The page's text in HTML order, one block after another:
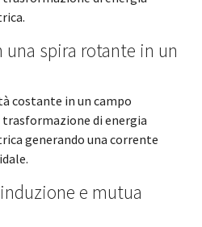
spira rotante in un
costante in un campo
di energia
generando una corrente
e mutua